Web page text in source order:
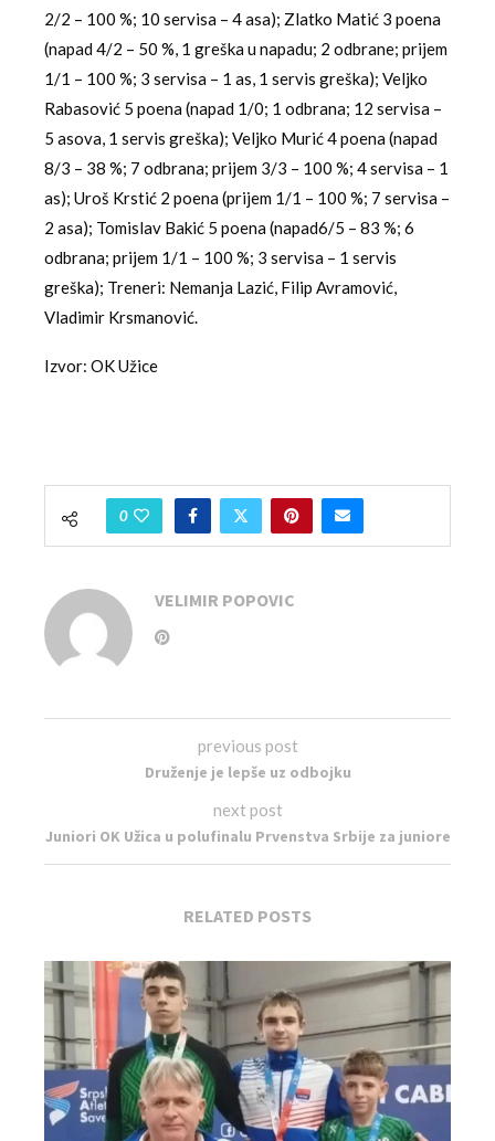
2/2 – 100 %; 10 servisa – 4 asa); Zlatko Matić 3 poena
(napad 4/2 – 50 %, 1 greška u napadu; 2 odbrane; prijem
1/1 – 100 %; 3 servisa – 1 as, 1 servis greška); Veljko
Rabasović 5 poena (napad 1/0; 1 odbrana; 12 servisa –
5 asova, 1 servis greška); Veljko Murić 4 poena (napad
8/3 – 38 %; 7 odbrana; prijem 3/3 – 100 %; 4 servisa – 1
as); Uroš Krstić 2 poena (prijem 1/1 – 100 %; 7 servisa –
2 asa); Tomislav Bakić 5 poena (napad6/5 – 83 %; 6
odbrana; prijem 1/1 – 100 %; 3 servisa – 1 servis
greška); Treneri: Nemanja Lazić, Filip Avramović,
Vladimir Krsmanović.
Izvor: OK Užice
0
VELIMIR POPOVIC
previous post
Druženje je lepše uz odbojku
next post
Juniori OK Užica u polufinalu Prvenstva Srbije za juniore
RELATED POSTS